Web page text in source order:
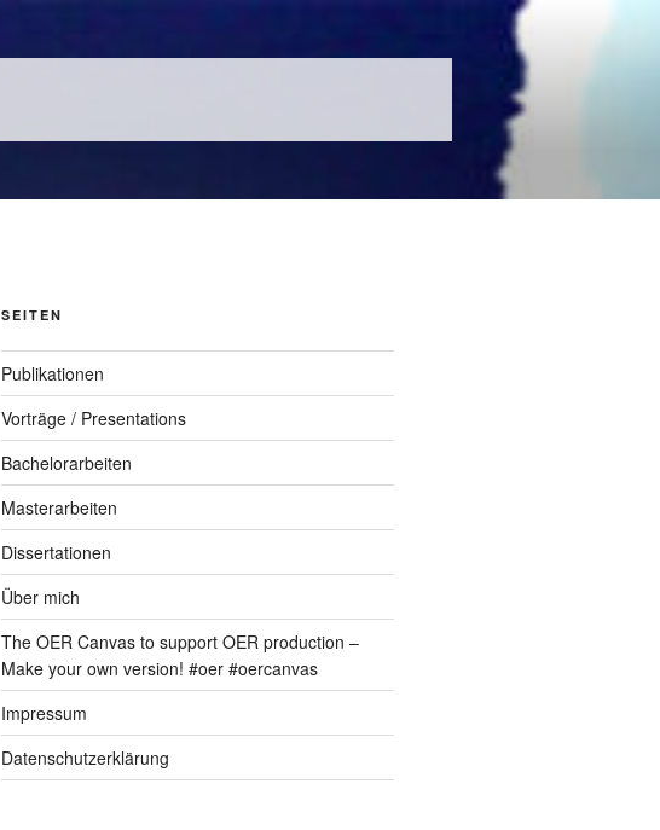
SEITEN
Publikationen
Vorträge / Presentations
Bachelorarbeiten
Masterarbeiten
Dissertationen
Über mich
The OER Canvas to support OER production –
Make your own version! #oer #oercanvas
Impressum
Datenschutzerklärung